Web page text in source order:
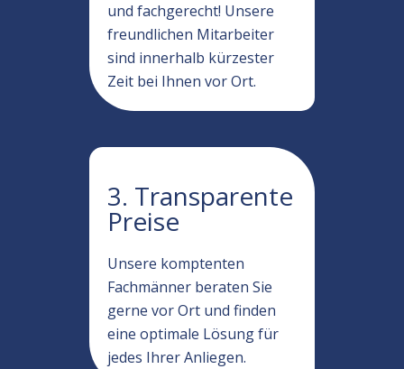
und fachgerecht! Unsere
freundlichen Mitarbeiter
sind innerhalb kürzester
Zeit bei Ihnen vor Ort.
3. Transparente
Preise
Unsere komptenten
Fachmänner beraten Sie
gerne vor Ort und finden
eine optimale Lösung für
jedes Ihrer Anliegen.